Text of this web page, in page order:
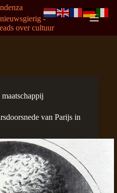
-
over cultuur
maatschappij
van Parijs in